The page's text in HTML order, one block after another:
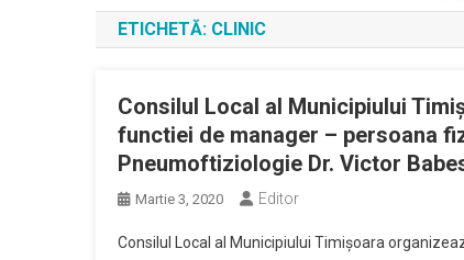
ETICHETĂ: CLINIC
Consilul Local al Municipiului
functiei de manager – persoana
Pneumoftiziologie Dr. Victor
Martie 3, 2020 Editor
Consilul Local al Municipiului Timișoara